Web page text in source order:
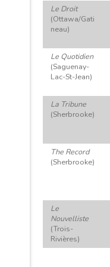
Le Droit
(Ottawa/Gati
neau)
Le Quotidien
(Saguenay-
Lac-St-Jean)
La Tribune
(Sherbrooke)
The Record
(Sherbrooke)
Le
Nouvelliste
(Trois-
Rivières)